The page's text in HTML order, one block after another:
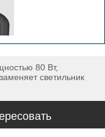
80 Вт,
светильник